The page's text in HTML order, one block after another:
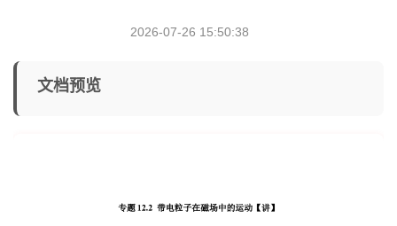
2026-07-26 15:50:38
文档预览